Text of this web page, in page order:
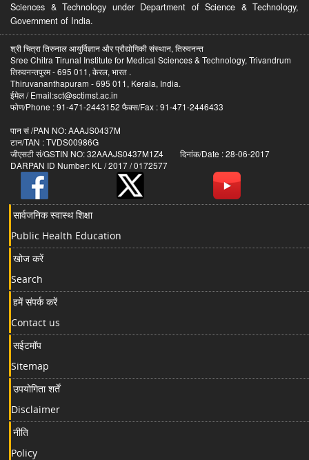
Sciences & Technology under Department of Science & Technology,
Government of India.
श्री चित्रा तिरुनाल आयुर्विज्ञान और प्रौद्योगिकी संस्थान, तिरुवनन्त
Sree Chitra Tirunal Institute for Medical Sciences & Technology, Trivandrum
तिरुवनन्तपुरम - 695 011, केरल, भारत .
Thiruvananthapuram - 695 011, Kerala, India.
ईमेल / Email:sct@sctimst.ac.in
फोण/Phone : 91-471-2443152 फैक्स/Fax : 91-471-2446433
पान सं /PAN NO: AAAJS0437M
टान/TAN : TVDS00986G
जीएसटी सं/GSTIN NO: 32AAAJS0437M1Z4 दिनांक/Date : 28-06-2017
DARPAN ID Number: KL / 2017 / 0172577
सार्वजनिक स्वास्थ शिक्षा
Public Health Education
खोज करें
Search
हमें संपर्क करें
Contact us
सईटमॉप
Sitemap
उपयोगिता शर्तें
Disclaimer
नीति
Policy